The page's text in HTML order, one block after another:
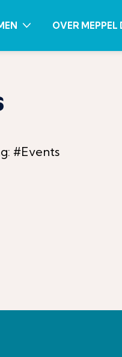
OVER MEPPEL
#Events